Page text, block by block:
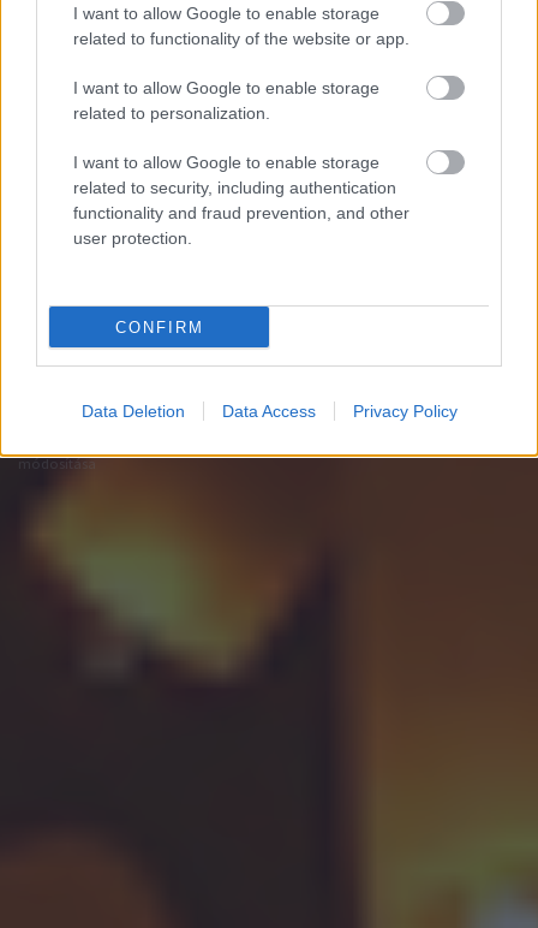
I want to allow Google to enable storage
related to functionality of the website or app.
I want to allow Google to enable storage
related to personalization.
I want to allow Google to enable storage
related to security, including authentication
functionality and fraud prevention, and other
user protection.
CONFIRM
Data Deletion Data Access Privacy Policy
05:55:00
Hamarosan jönnek a témával foglalkozó írások, addig is két link:
a magyar wikipédia bitcoin szócikke, ill. a hivatalos FAQ
Belépve többet láthatsz.Itt beléphetsz
felhasználási feltételek adatvédelmi tájékoztató segítség
jogi
módosítása